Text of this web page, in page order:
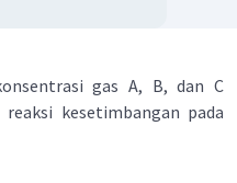
gas A, B, dan C
kesetimbangan pada